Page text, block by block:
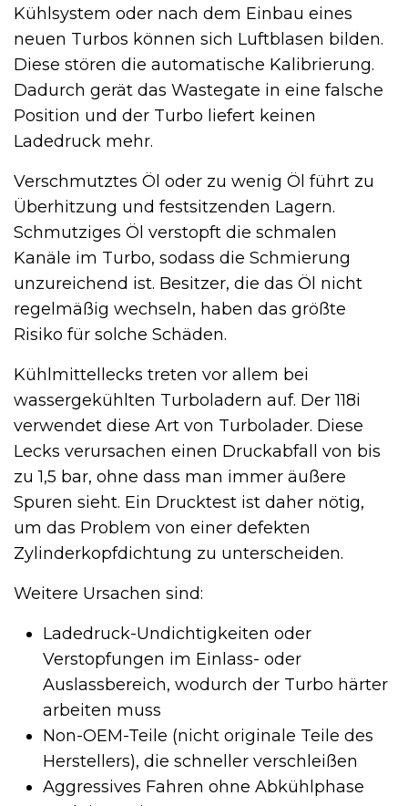
Kühlsystem oder nach dem Einbau eines
neuen Turbos können sich Luftblasen bilden.
Diese stören die automatische Kalibrierung.
Dadurch gerät das Wastegate in eine falsche
Position und der Turbo liefert keinen
Ladedruck mehr.
Verschmutztes Öl oder zu wenig Öl führt zu
Überhitzung und festsitzenden Lagern.
Schmutziges Öl verstopft die schmalen
Kanäle im Turbo, sodass die Schmierung
unzureichend ist. Besitzer, die das Öl nicht
regelmäßig wechseln, haben das größte
Risiko für solche Schäden.
Kühlmittellecks treten vor allem bei
wassergekühlten Turboladern auf. Der 118i
verwendet diese Art von Turbolader. Diese
Lecks verursachen einen Druckabfall von bis
zu 1,5 bar, ohne dass man immer äußere
Spuren sieht. Ein Drucktest ist daher nötig,
um das Problem von einer defekten
Zylinderkopfdichtung zu unterscheiden.
Weitere Ursachen sind:
Ladedruck-Undichtigkeiten oder
Verstopfungen im Einlass- oder
Auslassbereich, wodurch der Turbo härter
arbeiten muss
Non-OEM-Teile (nicht originale Teile des
Herstellers), die schneller verschleißen
Aggressives Fahren ohne Abkühlphase